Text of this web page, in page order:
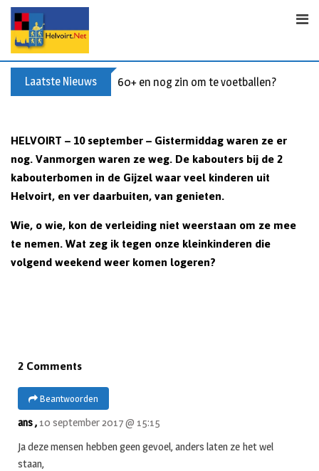
p
Laatste Nieuws 60+ en nog zin om te voetballen? Kom
HELVOIRT – 10 september – Gistermiddag waren ze er
nog. Vanmorgen waren ze weg. De kabouters bij de 2
kabouterbomen in de Gijzel waar veel kinderen uit
Helvoirt, en ver daarbuiten, van genieten.
Wie, o wie, kon de verleiding niet weerstaan om ze mee
te nemen. Wat zeg ik tegen onze kleinkinderen die
volgend weekend weer komen logeren?
2 Comments
Beantwoorden
ans , 10 september 2017 @ 15:15
Ja deze mensen hebben geen gevoel, anders laten ze het wel
staan,